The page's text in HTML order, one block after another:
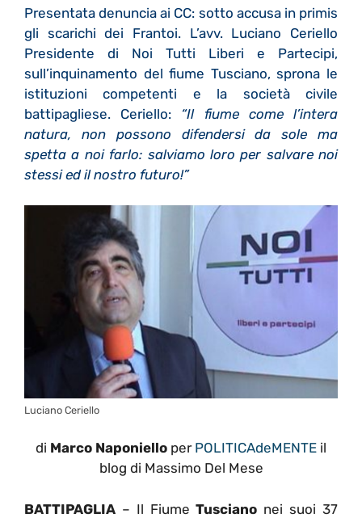
Presentata denuncia ai CC: sotto accusa in primis
gli scarichi dei Frantoi. L’avv. Luciano Ceriello
Presidente di Noi Tutti Liberi e Partecipi,
sull’inquinamento del fiume Tusciano, sprona le
istituzioni competenti e la società civile
battipagliese. Ceriello: “Il fiume come l’intera
natura, non possono difendersi da sole ma
spetta a noi farlo: salviamo loro per salvare noi
stessi ed il nostro futuro!”
Luciano Ceriello
di Marco Naponiello per POLITICAdeMENTE il
blog di Massimo Del Mese
BATTIPAGLIA – Il FiumeTusciano nei suoi 37